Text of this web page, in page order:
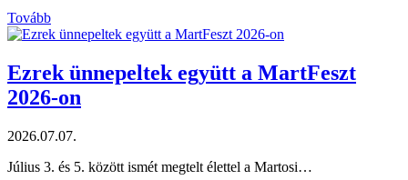
Tovább
Ezrek ünnepeltek együtt a MartFeszt
2026-on
2026.07.07.
Július 3. és 5. között ismét megtelt élettel a Martosi…